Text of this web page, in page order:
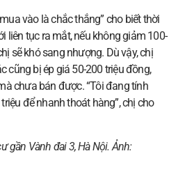
vào là chắc thắng” cho biết thời
liên tục ra mắt, nếu không giảm 100-
sẽ khó sang nhượng. Dù vậy, chị
cũng bị ép giá 50-200 triệu đồng,
chưa bán được. “Tôi đang tính
để nhanh thoát hàng”, chị cho
gần Vành đai 3, Hà Nội. Ảnh: